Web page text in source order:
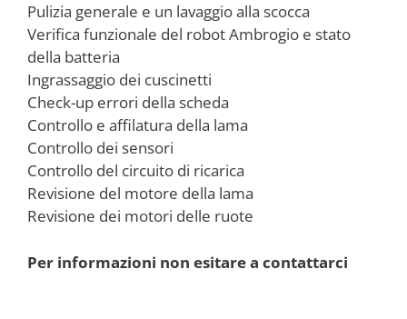
Pulizia generale e un lavaggio alla scocca
Verifica funzionale del robot Ambrogio e stato
della batteria
Ingrassaggio dei cuscinetti
Check-up errori della scheda
Controllo e affilatura della lama
Controllo dei sensori
Controllo del circuito di ricarica
Revisione del motore della lama
Revisione dei motori delle ruote
Per informazioni non esitare a contattarci